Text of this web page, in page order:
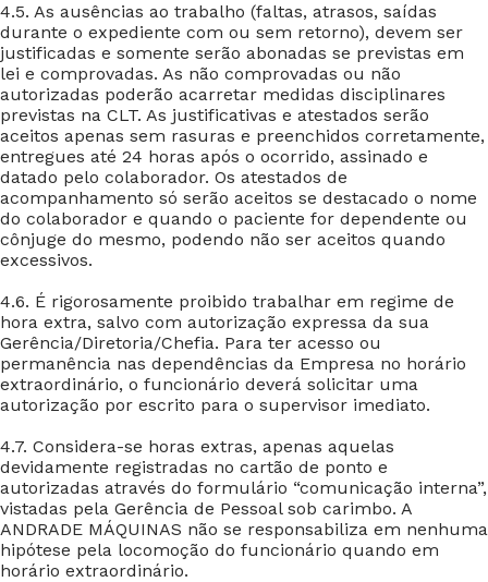
4.5. As ausências ao trabalho (faltas, atrasos, saídas
durante o expediente com ou sem retorno), devem ser
justificadas e somente serão abonadas se previstas em
lei e comprovadas. As não comprovadas ou não
autorizadas poderão acarretar medidas disciplinares
previstas na CLT. As justificativas e atestados serão
aceitos apenas sem rasuras e preenchidos corretamente,
entregues até 24 horas após o ocorrido, assinado e
datado pelo colaborador. Os atestados de
acompanhamento só serão aceitos se destacado o nome
do colaborador e quando o paciente for dependente ou
cônjuge do mesmo, podendo não ser aceitos quando
excessivos.
4.6. É rigorosamente proibido trabalhar em regime de
hora extra, salvo com autorização expressa da sua
Gerência/Diretoria/Chefia. Para ter acesso ou
permanência nas dependências da Empresa no horário
extraordinário, o funcionário deverá solicitar uma
autorização por escrito para o supervisor imediato.
4.7. Considera-se horas extras, apenas aquelas
devidamente registradas no cartão de ponto e
autorizadas através do formulário “comunicação interna”,
vistadas pela Gerência de Pessoal sob carimbo. A
ANDRADE MÁQUINAS não se responsabiliza em nenhuma
hipótese pela locomoção do funcionário quando em
horário extraordinário.